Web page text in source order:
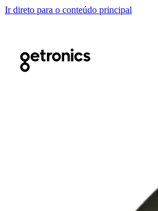
Ir direto para o conteúdo principal